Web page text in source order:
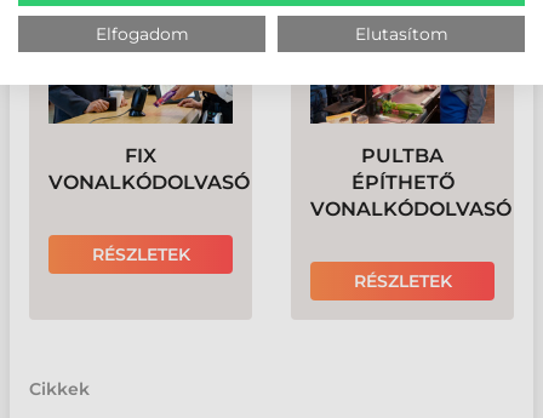
FIX
VONALKÓDOLVASÓ
RÉSZLETEK
PULTBA
ÉPÍTHETŐ
VONALKÓDOLVASÓ
RÉSZLETEK
Cikkek
Elfogadom Elutasítom